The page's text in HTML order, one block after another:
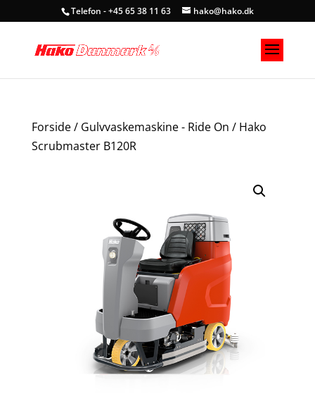
Telefon - +45 65 38 11 63 hako@hako.dk
Forside/ Gulvvaskemaskine - Ride On / Hako
Scrubmaster B120R